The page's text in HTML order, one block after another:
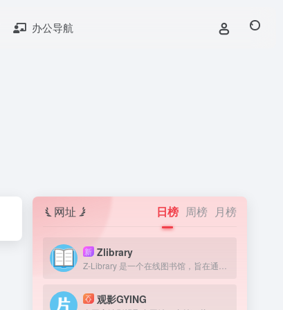
办公导航
网址 日榜 周榜 月榜
新 Zlibrary
观影GYING